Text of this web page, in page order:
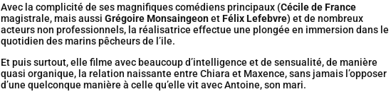
Avec la complicité de ses magnifiques comédiens principaux (Cécile de France
magistrale, mais aussi Grégoire MonsaingeonetFélix Lefebvre) et de nombreux
acteurs non professionnels, la réalisatrice effectue une plongée en immersion dans le
quotidien des marins pêcheurs de l’ile.
Et puis surtout, elle filme avec beaucoup d’intelligence et de sensualité, de manière
quasi organique, la relation naissante entre Chiara et Maxence, sans jamais l’opposer
d’une quelconque manière à celle qu’elle vit avec Antoine, son mari.